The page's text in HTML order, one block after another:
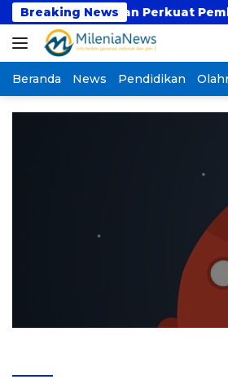
Langsung
ke
konten
Breaking News
Wakaf dan Perkuat
Beranda News Pendidikan